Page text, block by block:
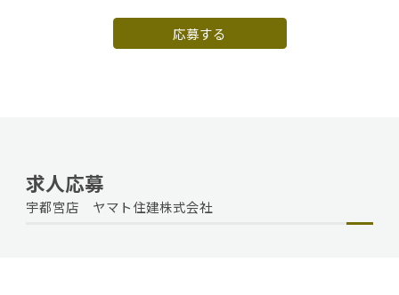
応募する
求人応募
宇都宮店 ヤマト住建株式会社